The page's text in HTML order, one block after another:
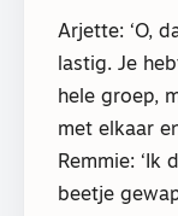
Arjette: ‘O,
lastig. Je
hele groep,
met elkaar
Remmie:
beetje